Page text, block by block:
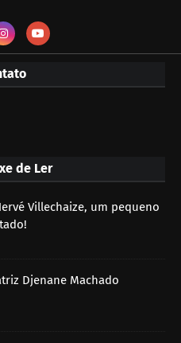
de Ler
Villechaize, um pequeno
Djenane Machado